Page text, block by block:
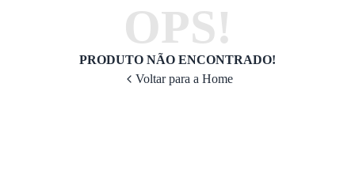
OPS!
PRODUTO NÃO ENCONTRADO!
Voltar para a Home